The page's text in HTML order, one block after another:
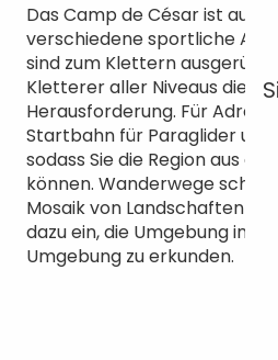
Das Camp de César ist
verschiedene sportliche
sind zum Klettern
Kletterer aller Niveaus die
Herausforderung. Für
Startbahn für Paraglider und
sodass Sie die Region aus
können. Wanderwege
Mosaik von Landschaften
dazu ein, die Umgebung in
Umgebung zu erkunden.